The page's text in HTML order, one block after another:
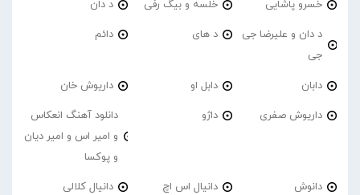
خسرو پاشایی خلسه و بیگ رفی د دان
د دان و علیرضا جی
جی
د های دائم
دابان دابل او داریوش خان
داریوش صفری داژو
دانلود آهنگ انعکاس
و امیر اس و امیر دیان
و پوکسا
دانوش دانیال اس اچ دانیال کلالی